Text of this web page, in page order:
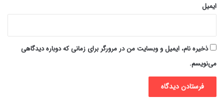
ایمیل
ذخیره نام، ایمیل و وبسایت من در مرورگر برای زمانی که دوباره دیدگاهی
می‌نویسم.